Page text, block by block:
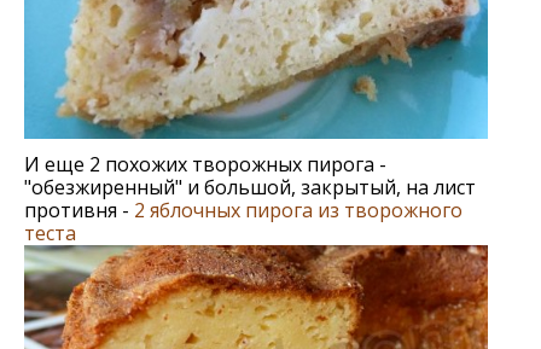
И еще 2 похожих творожных пирога -
"обезжиренный" и большой, закрытый, на лист
противня - 2 яблочных пирога из творожного
теста